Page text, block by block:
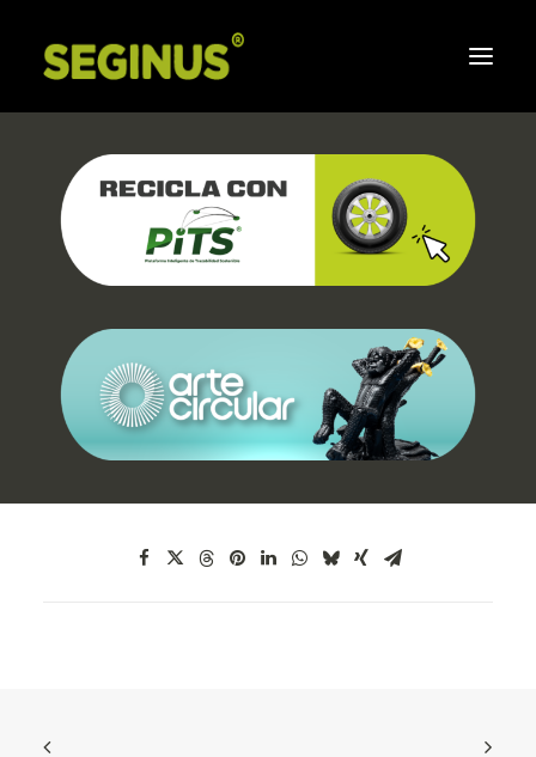
Inicio
Corporativo
Sistema de Gestion Integral
Compromiso de Seginus
Aliados
Preguntas frecuentes